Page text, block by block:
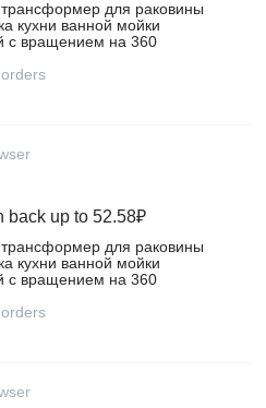
для раковины
кухни ванной мойки
с вращением на 360
- 30см, хром, цвет хром –
back up to 52.58₽
для раковины
кухни ванной мойки
с вращением на 360
- 30см, черный матовый,